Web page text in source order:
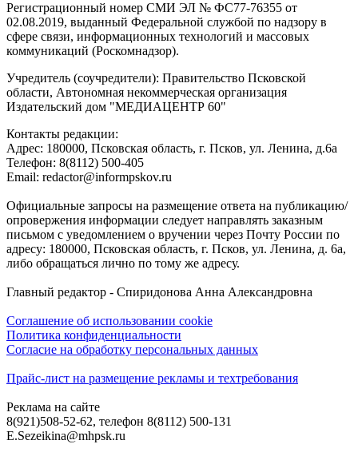
Регистрационный номер СМИ ЭЛ № ФС77-76355 от
02.08.2019, выданный Федеральной службой по надзору в
сфере связи, информационных технологий и массовых
коммуникаций (Роскомнадзор).
Учредитель (соучредители): Правительство Псковской
области, Автономная некоммерческая организация
Издательский дом "МЕДИАЦЕНТР 60"
Контакты редакции:
Адреc: 180000, Псковская область, г. Псков, ул. Ленина, д.6а
Телефон: 8(8112) 500-405
Email: redactor@informpskov.ru
Официальные запросы на размещение ответа на публикацию/
опровержения информации следует направлять заказным
письмом с уведомлением о вручении через Почту России по
адресу: 180000, Псковская область, г. Псков, ул. Ленина, д. 6а,
либо обращаться лично по тому же адресу.
Главный редактор - Спиридонова Анна Александровна
Соглашение об использовании cookie
Политика конфиденциальности
Согласие на обработку персональных данных
Прайс-лист на размещение рекламы и техтребования
Реклама на сайте
8(921)508-52-62, телефон 8(8112) 500-131
E.Sezeikina@mhpsk.ru